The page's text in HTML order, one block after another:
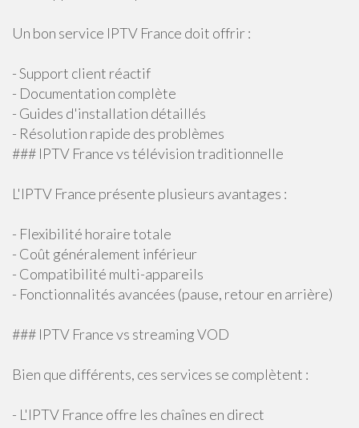
Un bon service IPTV France doit offrir :
- Support client réactif
- Documentation complète
- Guides d'installation détaillés
- Résolution rapide des problèmes
### IPTV France vs télévision traditionnelle
L'IPTV France présente plusieurs avantages :
- Flexibilité horaire totale
- Coût généralement inférieur
- Compatibilité multi-appareils
- Fonctionnalités avancées (pause, retour en arrière)
### IPTV France vs streaming VOD
Bien que différents, ces services se complètent :
- L'IPTV France offre les chaînes en direct